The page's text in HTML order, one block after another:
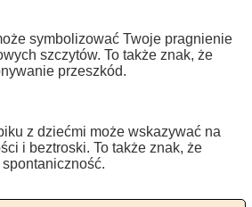
symbolizować Twoje pragnienie
szczytów. To także znak, że
przeszkód.
z dziećmi może wskazywać na
i beztroski. To także znak, że